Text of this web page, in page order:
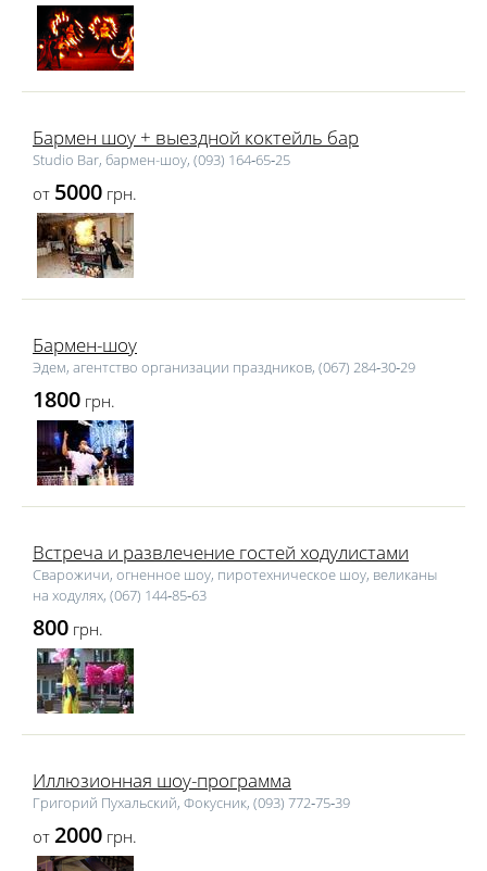
Бармен шоу + выездной коктейль бар
Studio Bar, бармен-шоу, (093) 164‑65‑25
от 5000 грн.
Бармен-шоу
Эдем, агентство организации праздников, (067) 284‑30‑29
1800 грн.
Встреча и развлечение гостей ходулистами
Сварожичи, огненное шоу, пиротехническое шоу, великаны
на ходулях, (067) 144‑85‑63
800 грн.
Иллюзионная шоу-программа
Григорий Пухальский, Фокусник, (093) 772‑75‑39
от 2000 грн.